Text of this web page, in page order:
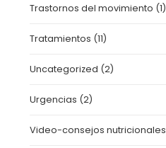
Trastornos del movimiento (1)
Tratamientos (11)
Uncategorized (2)
Urgencias (2)
Video-consejos nutricionales